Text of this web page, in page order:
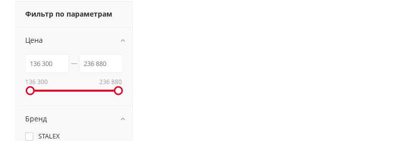
Фильтр по параметрам
Цена
136 300 236 880
Бренд
STALEX